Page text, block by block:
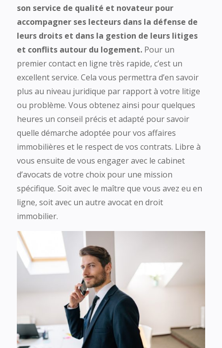
son service de qualité et novateur pour
accompagner ses lecteurs dans la défense de
leurs droits et dans la gestion de leurs litiges
et conflits autour du logement. Pour un
premier contact en ligne très rapide, c’est un
excellent service. Cela vous permettra d’en savoir
plus au niveau juridique par rapport à votre litige
ou problème. Vous obtenez ainsi pour quelques
heures un conseil précis et adapté pour savoir
quelle démarche adoptée pour vos affaires
immobilières et le respect de vos contrats. Libre à
vous ensuite de vous engager avec le cabinet
d’avocats de votre choix pour une mission
spécifique. Soit avec le maître que vous avez eu en
ligne, soit avec un autre avocat en droit
immobilier.